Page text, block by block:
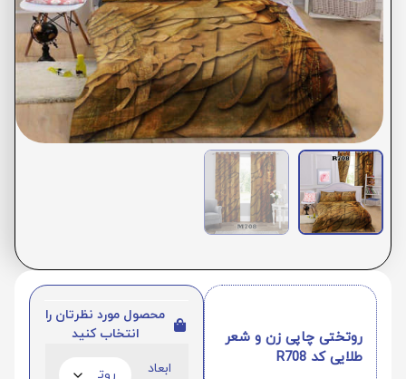
روتختی چاپی زن و شعر
طلایی کد R708
محصول مورد نظرتان را
انتخاب کنید
ابعاد